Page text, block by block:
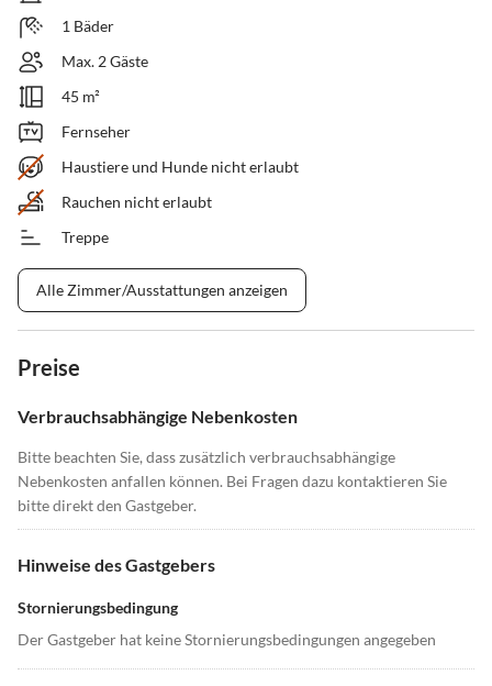
1 Bäder
Max. 2 Gäste
45 m²
Fernseher
Haustiere und Hunde nicht erlaubt
Rauchen nicht erlaubt
Treppe
Alle Zimmer/Ausstattungen anzeigen
Preise
Verbrauchsabhängige Nebenkosten
Bitte beachten Sie, dass zusätzlich verbrauchsabhängige
Nebenkosten anfallen können. Bei Fragen dazu kontaktieren Sie
bitte direkt den Gastgeber.
Hinweise des Gastgebers
Stornierungsbedingung
Der Gastgeber hat keine Stornierungsbedingungen angegeben